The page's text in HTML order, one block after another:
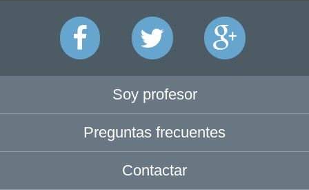
Soy profesor
Preguntas frecuentes
Contactar